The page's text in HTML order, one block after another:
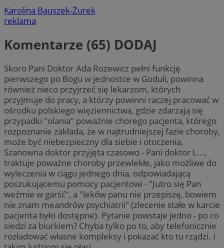
Karolina Bauszek-Żurek
reklama
Komentarze (65) DODAJ
Skoro Pani Doktor Ada Rozewicz pełni funkcję
pierwszego po Bogu w jednostce w Goduli, powinna
również nieco przyjrzeć się lekarzom, których
przyjmuje do pracy, a którzy powinni raczej pracować w
ośrodku polskiego więziennictwa, gdzie zdarzają się
przypadki "olania" poważnie chorego pacjenta, którego
rozpoznanie zakłada, że w najtrudniejszej fazie choroby,
może być niebezpieczny dla siebie i otoczenia.
Szanowna doktor przyjęta czasowo - Pani doktor L...,
traktuje poważne choroby przewlekłe, jako możliwe do
wyleczenia w ciągu jednego dnia, odpowiadającą
poszukującemu pomocy pacjentowi - "Jutro się Pan
weźmie w garść", a "leków panu nie przepiszę, bowiem
nie znam meandrów psychiatrii" (zlecenie stałe w karcie
pacjenta było dostępne). Pytanie powstaje jedno - po co
siedzi za biurkiem? Chyba tylko po to, aby telefonicznie
rozładować własne kompleksy i pokazać kto tu rządzi. I